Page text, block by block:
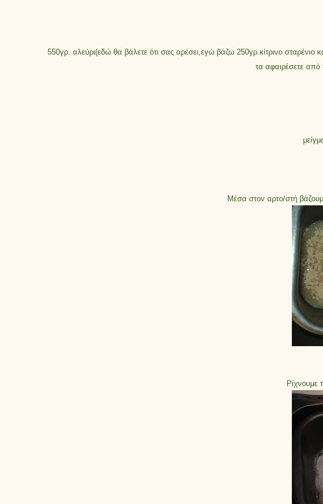
550γρ. αλεύρι(εδώ θα βάλετε ότι σας αρέσει,εγώ βάζω 250γρ.κίτρινο σταρένιο
τα αφαιρέσετε από
Μέσα στον αρτο/στή
Ρίχνουμε